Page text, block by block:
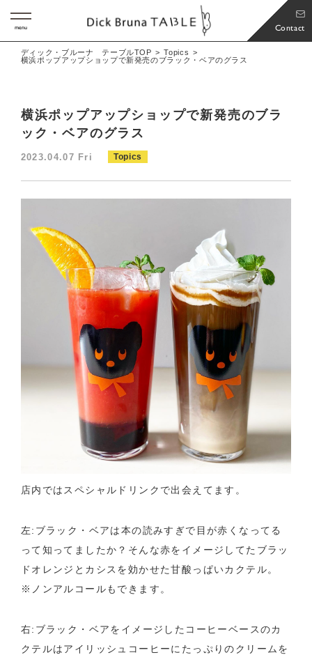
Contact
menu
ディック・ブルーナ テーブルTOP
Topics
横浜ポップアップショップで新発売のブラック・ベアのグラス
横浜ポップアップショップで新発売のブラ
ック・ベアのグラス
2023.04.07 Fri Topics
店内ではスペシャルドリンクで出会えてます。
左:ブラック・ベアは本の読みすぎで目が赤くなってる
って知ってましたか？そんな赤をイメージしてたブラッ
ドオレンジとカシスを効かせた甘酸っぱいカクテル。
※ノンアルコールもできます。
右:ブラック・ベアをイメージしたコーヒーベースのカ
クテルはアイリッシュコーヒーにたっぷりのクリームを